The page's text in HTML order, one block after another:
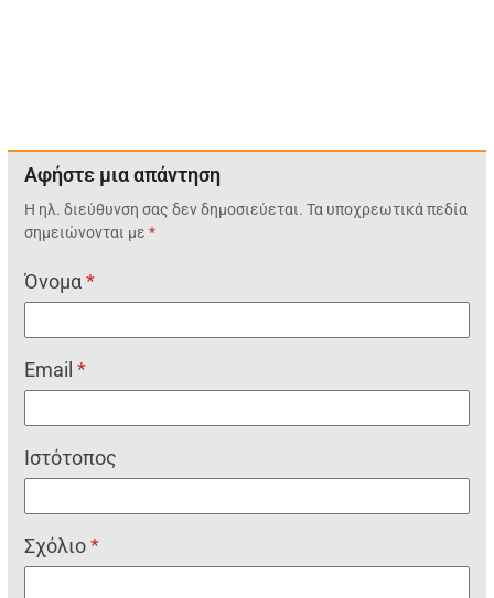
Αφήστε μια απάντηση
Η ηλ. διεύθυνση σας δεν δημοσιεύεται. Τα υποχρεωτικά πεδία
σημειώνονται με*
Όνομα*
Email*
Ιστότοπος
Σχόλιο*